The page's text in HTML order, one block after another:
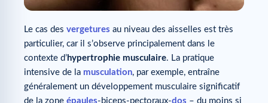
Le cas des vergetures au niveau des aisselles est très
particulier, car il s’observe principalement dans le
contexte d’hypertrophie musculaire. La pratique
intensive de la musculation, par exemple, entraîne
généralement un développement musculaire significatif
de la zone épaules-biceps-pectoraux-dos – du moins si